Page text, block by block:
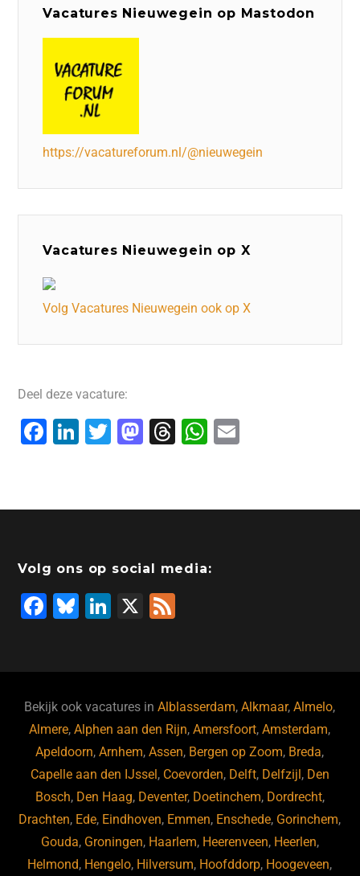
Vacatures Nieuwegein op Mastodon
https://vacatureforum.nl/@nieuwegein
Vacatures Nieuwegein op X
Volg Vacatures Nieuwegein ook op X
Deel deze vacature:
F
e
o
o
k
Li
e
n
T
er
M
o
o
n
T
a
s
W
s
p
l
Volg ons op social media:
F
b
o
o
k
Bl
ky
Li
dI
n
X
Bekijk ook vacatures inAlblasserdam,Alkmaar,Almelo,
Almere,Alphen aan den Rijn,Amersfoort,Amsterdam,
Apeldoorn,Arnhem,Assen, Bergen op Zoom, Breda,
Capelle aan den IJssel, Coevorden, Delft, Delfzijl, Den
Bosch, Den Haag, Deventer, Doetinchem, Dordrecht,
Drachten, Ede, Eindhoven, Emmen, Enschede, Gorinchem,
Gouda, Groningen, Haarlem, Heerenveen, Heerlen,
Helmond, Hengelo, Hilversum, Hoofddorp, Hoogeveen,